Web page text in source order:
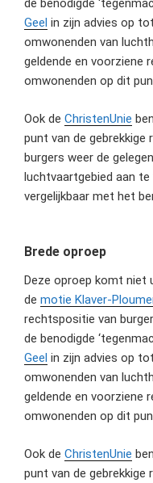
de benodigde
Geel in zijn advies op
omwonenden van
geldende en voorziene
omwonenden op dit
Ook de ChristenUnie
punt van de
burgers weer de
luchtvaartgebied aan
vergelijkbaar met het
Brede oproep
Deze oproep komt niet
de motie Klaver-
rechtspositie van
de benodigde
Geel in zijn advies op
omwonenden van
geldende en voorziene
omwonenden op dit
Ook de ChristenUnie
punt van de